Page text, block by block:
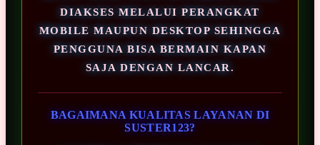
DIAKSES MELALUI PERANGKAT
MOBILE MAUPUN DESKTOP SEHINGGA
PENGGUNA BISA BERMAIN KAPAN
SAJA DENGAN LANCAR.
BAGAIMANA KUALITAS LAYANAN DI
SUSTER123?